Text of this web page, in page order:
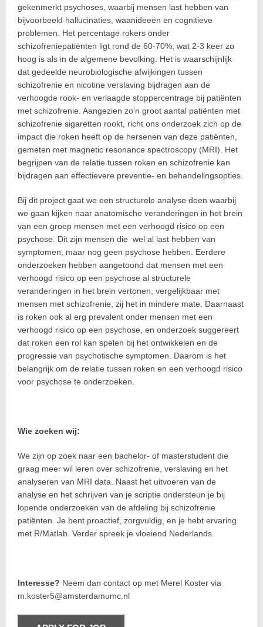
gekenmerkt psychoses, waarbij mensen last hebben van
bijvoorbeeld hallucinaties, waanideeën en cognitieve
problemen. Het percentage rokers onder
schizofreniepatiënten ligt rond de 60-70%, wat 2-3 keer zo
hoog is als in de algemene bevolking. Het is waarschijnlijk
dat gedeelde neurobiologische afwijkingen tussen
schizofrenie en nicotine verslaving bijdragen aan de
verhoogde rook- en verlaagde stoppercentrage bij patiënten
met schizofrenie. Aangezien zo’n groot aantal patiënten met
schizofrenie sigaretten rookt, richt ons onderzoek zich op de
impact die roken heeft op de hersenen van deze patiënten,
gemeten met magnetic resonance spectroscopy (MRI). Het
begrijpen van de relatie tussen roken en schizofrenie kan
bijdragen aan effectievere preventie- en behandelingsopties.
Bij dit project gaat we een structurele analyse doen waarbij
we gaan kijken naar anatomische veranderingen in het brein
van een groep mensen met een verhoogd risico op een
psychose. Dit zijn mensen die wel al last hebben van
symptomen, maar nog geen psychose hebben. Eerdere
onderzoeken hebben aangetoond dat mensen met een
verhoogd risico op een psychose al structurele
veranderingen in het brein vertonen, vergelijkbaar met
mensen met schizofrenie, zij het in mindere mate. Daarnaast
is roken ook al erg prevalent onder mensen met een
verhoogd risico op een psychose, en onderzoek suggereert
dat roken een rol kan spelen bij het ontwikkelen en de
progressie van psychotische symptomen. Daarom is het
belangrijk om de relatie tussen roken en een verhoogd risico
voor psychose te onderzoeken.
Wie zoeken wij:
We zijn op zoek naar een bachelor- of masterstudent die
graag meer wil leren over schizofrenie, verslaving en het
analyseren van MRI data. Naast het uitvoeren van de
analyse en het schrijven van je scriptie ondersteun je bij
lopende onderzoeken van de afdeling bij schizofrenie
patiënten. Je bent proactief, zorgvuldig, en je hebt ervaring
met R/Matlab. Verder spreek je vloeiend Nederlands.
Interesse? Neem dan contact op met Merel Koster via
m.koster5@amsterdamumc.nl